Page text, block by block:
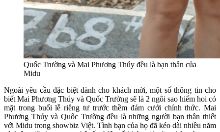
Quốc Trường và Mai Phương Thúy đều là bạn thân của
Midu
Ngoài yêu cầu đặc biệt dành cho khách mời, một số thông tin cho
biết Mai Phương Thúy và Quốc Trường sẽ là 2 ngôi sao hiếm hoi có
mặt trong buổi lễ riêng tư trước thềm đám cưới chính thức. Mai
Phương Thúy và Quốc Trường đều là những người bạn thân thiết
với Midu trong showbiz Việt. Tình bạn của họ đã kéo dài nhiều năm